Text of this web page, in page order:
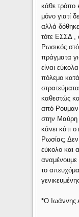
κάθε τρόπο
μόνο γιατί
αλλά
τότε ΕΣΣΔ ,
Ρωσικός
πράγματα
είναι
πόλεμο
καθεστώς
από
στην
κάνει κάτι
Ρωσίας; Δεν
εύκολο και
αναμένουμε
το
*Ο Ιωάννης